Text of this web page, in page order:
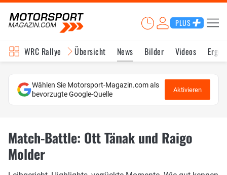
PLUS
WRC Rallye Übersicht News Bilder Videos
Wählen Sie Motorsport-Magazin.com als
bevorzugte Google-Quelle
Aktivieren
Match-Battle: Ott Tänak und Raigo
Molder